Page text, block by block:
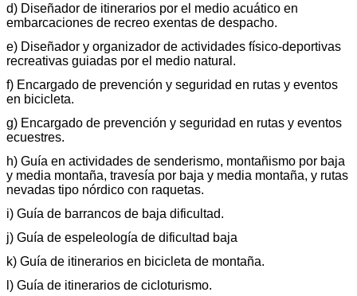
d) Diseñador de itinerarios por el medio acuático en
embarcaciones de recreo exentas de despacho.
e) Diseñador y organizador de actividades físico-deportivas
recreativas guiadas por el medio natural.
f) Encargado de prevención y seguridad en rutas y eventos
en bicicleta.
g) Encargado de prevención y seguridad en rutas y eventos
ecuestres.
h) Guía en actividades de senderismo, montañismo por baja
y media montaña, travesía por baja y media montaña, y rutas
nevadas tipo nórdico con raquetas.
i) Guía de barrancos de baja dificultad.
j) Guía de espeleología de dificultad baja
k) Guía de itinerarios en bicicleta de montaña.
l) Guía de itinerarios de cicloturismo.